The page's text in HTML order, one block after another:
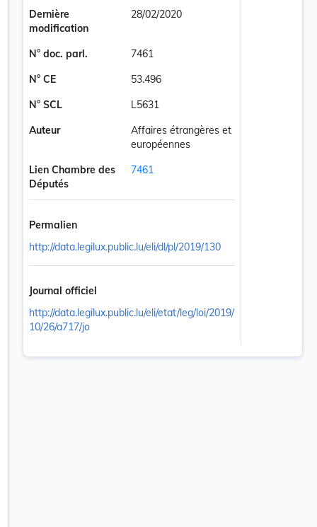
entre le Grand-Duché de Luxembourg et le Royaume-Uni de
Dernière
modification
28/02/2020
N° doc. parl.
7461
N° CE
53.496
N° SCL
L5631
Auteur
Affaires étrangères et
européennes
Lien Chambre des
Députés
7461
Permalien
http://data.legilux.public.lu/eli/dl/pl/2019/130
Journal officiel
http://data.legilux.public.lu/eli/etat/leg/loi/2019/
10/26/a717/jo